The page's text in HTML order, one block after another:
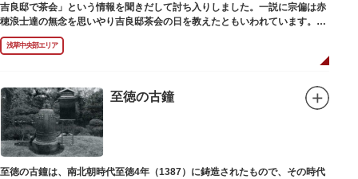
吉良邸で茶会」という情報を聞きだして討ち入りしました。一説に宗偏は赤
穂浪士達の無念を思いやり吉良邸茶会の日を教えたともいわれています。お
墓は願竜寺（がんりゅうじ）境内にあります。
浅草中央部エリア
至徳の古鐘
至徳の古鐘は、南北朝時代至徳4年（1387）に鋳造されたもので、その時代